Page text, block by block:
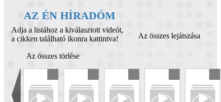
AZ ÉN HÍRADÓM
Adja a listához a kiválasztott videót,
a cikken található ikonra kattintva!
Az összes lejátszása
Az összes törlése